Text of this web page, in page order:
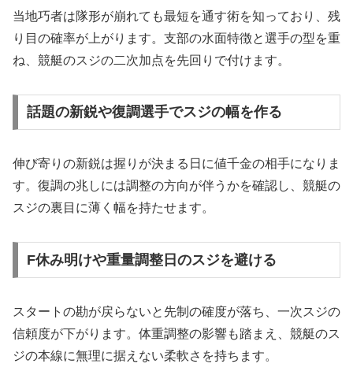
当地巧者は隊形が崩れても最短を通す術を知っており、残
り目の確率が上がります。支部の水面特徴と選手の型を重
ね、競艇のスジの二次加点を先回りで付けます。
話題の新鋭や復調選手でスジの幅を作る
伸び寄りの新鋭は握りが決まる日に値千金の相手になりま
す。復調の兆しには調整の方向が伴うかを確認し、競艇の
スジの裏目に薄く幅を持たせます。
F休み明けや重量調整日のスジを避ける
スタートの勘が戻らないと先制の確度が落ち、一次スジの
信頼度が下がります。体重調整の影響も踏まえ、競艇のス
ジの本線に無理に据えない柔軟さを持ちます。